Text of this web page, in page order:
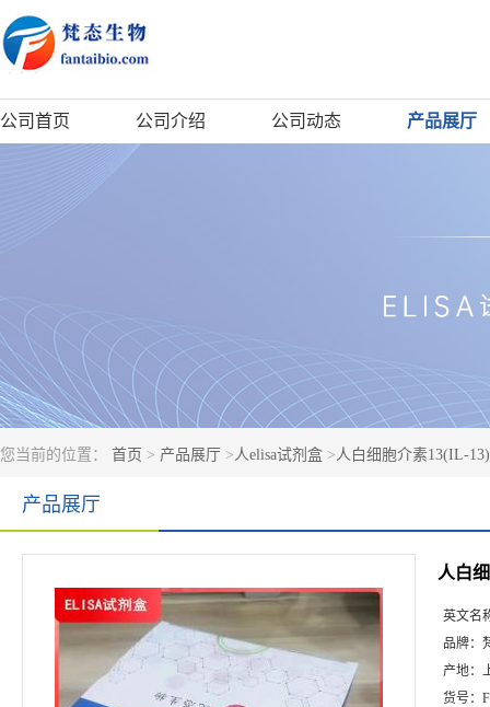
公司首页 公司介绍 公司动态 产品展厅
您当前的位置： 首页 > 产品展厅 >人elisa试剂盒 >人白细胞介素13(IL-
产品展厅
人白
英文名
品牌：
产地：
货号：